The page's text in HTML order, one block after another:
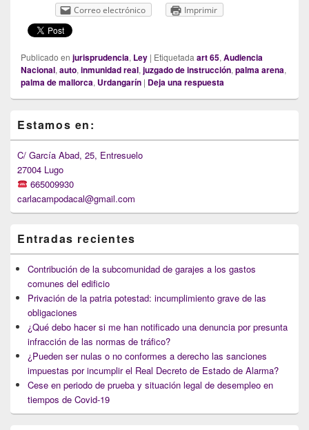
Correo electrónico Imprimir
Publicado en jurisprudencia, Ley | Etiquetada art 65, Audiencia
Nacional, auto, inmunidad real, juzgado de instrucción, palma arena,
palma de mallorca, Urdangarín | Deja una respuesta
Sidebar
Widget
Area
Estamos en:
C/ García Abad, 25, Entresuelo
27004 Lugo
665009930
carlacampodacal@gmail.com
Entradas recientes
Contribución de la subcomunidad de garajes a los gastos
comunes del edificio
Privación de la patria potestad: incumplimiento grave de las
obligaciones
¿Qué debo hacer si me han notificado una denuncia por presunta
infracción de las normas de tráfico?
¿Pueden ser nulas o no conformes a derecho las sanciones
impuestas por incumplir el Real Decreto de Estado de Alarma?
Cese en periodo de prueba y situación legal de desempleo en
tiempos de Covid-19